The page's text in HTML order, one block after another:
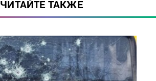
ЧИТАЙТЕ ТАКЖЕ